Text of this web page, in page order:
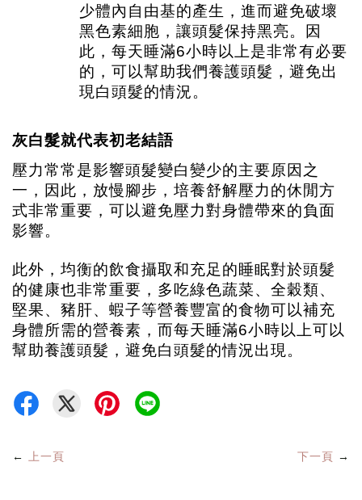
少體內自由基的產生，進而避免破壞
黑色素細胞，讓頭髮保持黑亮。因
此，每天睡滿6小時以上是非常有必要
的，可以幫助我們養護頭髮，避免出
現白頭髮的情況。
灰白髮就代表初老結語
壓力常常是影響頭髮變白變少的主要原因之
一，因此，放慢腳步，培養舒解壓力的休閒方
式非常重要，可以避免壓力對身體帶來的負面
影響。
此外，均衡的飲食攝取和充足的睡眠對於頭髮
的健康也非常重要，多吃綠色蔬菜、全穀類、
堅果、豬肝、蝦子等營養豐富的食物可以補充
身體所需的營養素，而每天睡滿6小時以上可以
幫助養護頭髮，避免白頭髮的情況出現。
← 上一頁 下一頁 →